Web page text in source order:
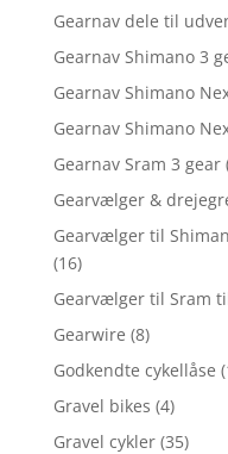
Gearnav dele til
Gearnav Shimano 3
Gearnav Shimano
Gearnav Shimano
Gearnav Sram 3 gear
Gearvælger &
Gearvælger til
(16)
Gearvælger til Sram
Gearwire (8)
Godkendte cykellåse
Gravel bikes (4)
Gravel cykler (35)